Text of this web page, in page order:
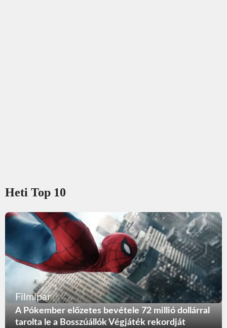
Heti Top 10
Filmipar
A Pókember előzetes bevétele 72 millió dollárral
tarolta le a Bosszúállók Végjáték rekordját